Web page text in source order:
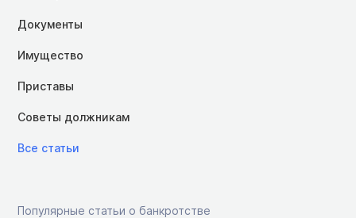
Документы
Имущество
Приставы
Советы должникам
Все статьи
Популярные статьи о банкротстве